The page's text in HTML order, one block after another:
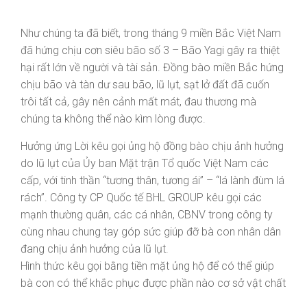
Như chúng ta đã biết, trong tháng 9 miền Bắc Việt Nam
đã hứng chịu cơn siêu bão số 3 – Bão Yagi gây ra thiệt
hại rất lớn về người và tài sản. Đồng bào miền Bắc hứng
chịu bão và tàn dư sau bão, lũ lụt, sạt lở đất đã cuốn
trôi tất cả, gây nên cảnh mất mát, đau thương mà
chúng ta không thể nào kìm lòng được.
Hưởng ứng Lời kêu gọi ủng hộ đồng bào chịu ảnh hưởng
do lũ lụt của Ủy ban Mặt trận Tổ quốc Việt Nam các
cấp, với tinh thần “tương thân, tương ái” – “lá lành đùm lá
rách”. Công ty CP Quốc tế BHL GROUP kêu gọi các
mạnh thường quân, các cá nhân, CBNV trong công ty
cùng nhau chung tay góp sức giúp đỡ bà con nhân dân
đang chịu ảnh hưởng của lũ lụt.
Hình thức kêu gọi bằng tiền mặt ủng hộ để có thể giúp
bà con có thể khắc phục được phần nào cơ sở vật chất